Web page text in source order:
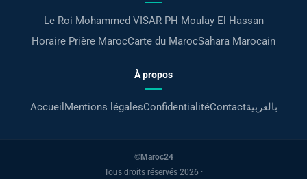
Le Roi Mohammed VISAR PH Moulay El Hassan
Horaire Prière MarocCarte du MarocSahara Marocain
À propos
Accueil Mentions légalesConfidentialitéContactبالعربية
©Maroc24
Tous droits réservés 2026 ·